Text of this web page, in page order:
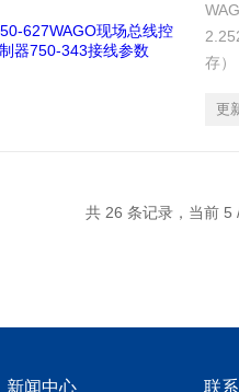
存
更
共 26 条记录，当前 5
新闻中心 联